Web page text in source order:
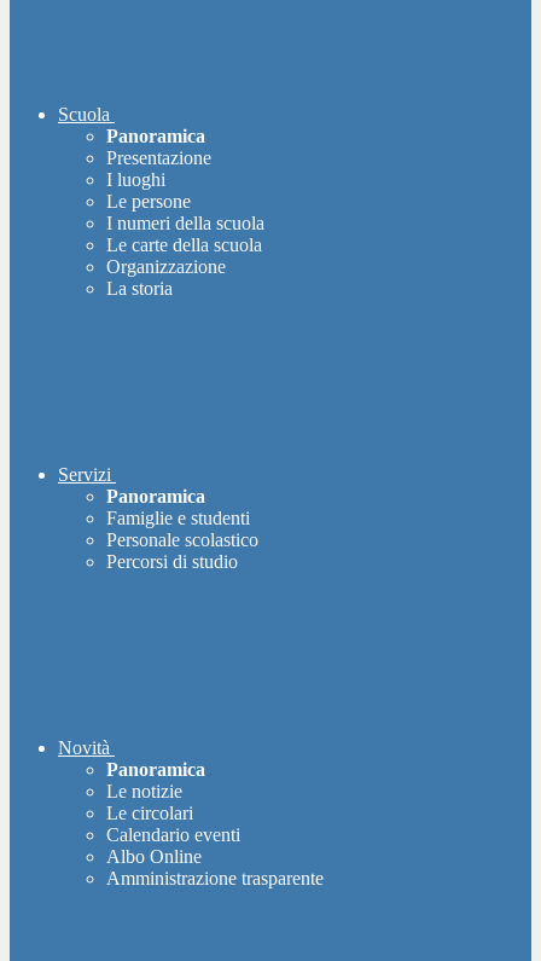
Scuola
Panoramica
Presentazione
I luoghi
Le persone
I numeri della scuola
Le carte della scuola
Organizzazione
La storia
Servizi
Panoramica
Famiglie e studenti
Personale scolastico
Percorsi di studio
Novità
Panoramica
Le notizie
Le circolari
Calendario eventi
Albo Online
Amministrazione trasparente